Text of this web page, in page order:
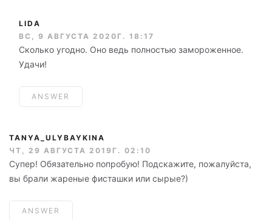
LIDA
ВС, 9 АВГУСТА 2020Г. 18:17
Сколько угодно. Оно ведь полностью замороженное.
Удачи!
ANSWER
TANYA_ULYBAYKINA
ЧТ, 29 АВГУСТА 2019Г. 02:10
Супер! Обязательно попробую! Подскажите, пожалуйста,
вы брали жареные фисташки или сырые?)
ANSWER